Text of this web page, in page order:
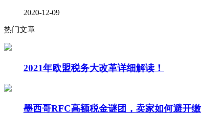
2020-12-09
热门文章
2021年欧盟税务大改革详细解读！
墨西哥RFC高额税金谜团，卖家如何避开缴